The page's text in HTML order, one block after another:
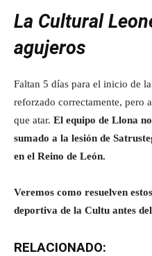
La Cultural
agujeros
Faltan 5 días para el inicio de
reforzado correctamente, pero
que atar. El equipo de Llona
sumado a la lesión de
en el Reino de León.
Veremos como resuelven
deportiva de la Cultu antes
RELACIONADO: